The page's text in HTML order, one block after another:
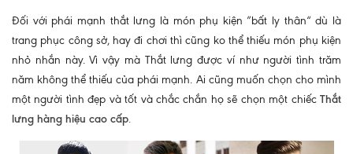
Đối với phái mạnh thắt lưng là món phụ kiện ”bất ly thân“ dù là
trang phục công sở, hay đi chơi thì cũng ko thể thiếu món phụ kiện
nhỏ nhắn này. Vì vậy mà Thắt lưng được ví như người tình trăm
năm không thể thiếu của phái mạnh. Ai cũng muốn chọn cho mình
một người tình đẹp và tốt và chắc chắn họ sẽ chọn một chiếc Thắt
lưng hàng hiệu cao cấp.